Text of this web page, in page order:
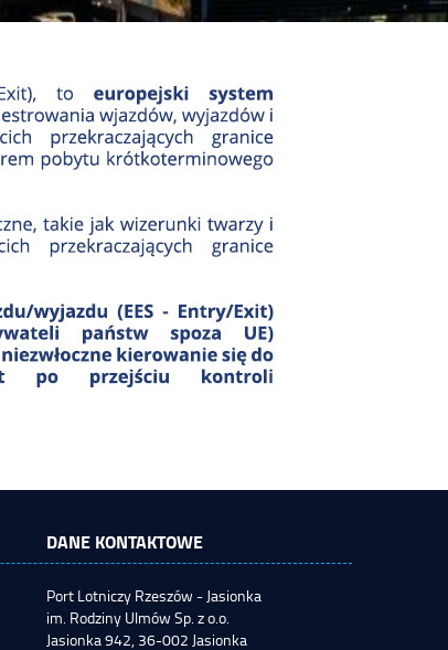
DANE KONTAKTOWE
Port Lotniczy Rzeszów - Jasionka
im. Rodziny Ulmów Sp. z o.o.
Jasionka 942, 36-002 Jasionka